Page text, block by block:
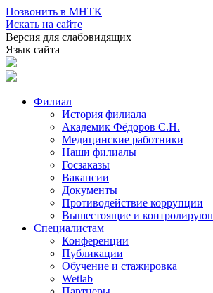
Позвонить в МНТК
Искать на сайте
Версия для слабовидящих
Язык сайта
Филиал
История филиала
Академик Фёдоров С.Н.
Медицинские работники
Наши филиалы
Госзаказы
Вакансии
Документы
Противодействие коррупции
Вышестоящие и
Специалистам
Конференции
Публикации
Обучение и стажировка
Wetlab